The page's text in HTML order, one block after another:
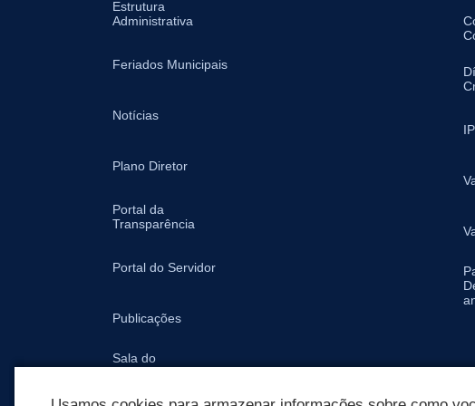
Estrutura
Administrativa
Feriados Municipais
Notícias
Plano Diretor
Portal da
Transparência
Portal do Servidor
Publicações
Sala do